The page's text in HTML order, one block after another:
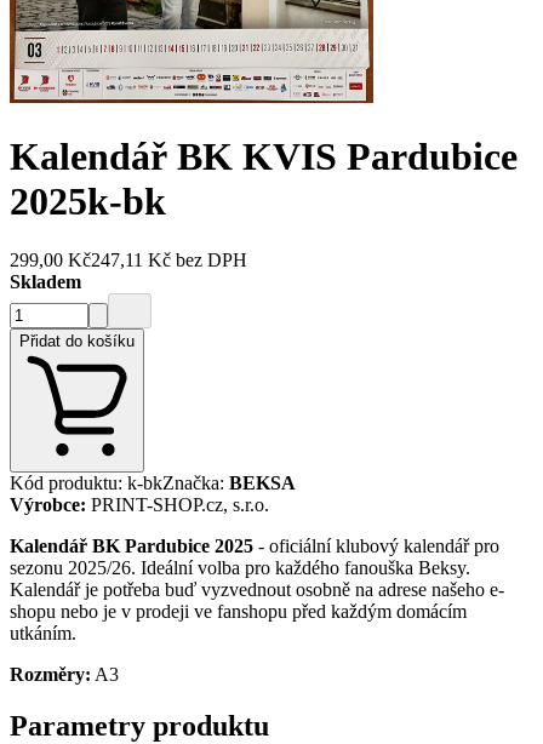
Kalendář BK KVIS Pardubice
2025k-bk
299,00 Kč247,11 Kč bez DPH
Skladem
Přidat do košíku
Kód produktu: k-bkZnačka: BEKSA
Výrobce: PRINT-SHOP.cz, s.r.o.
Kalendář BK Pardubice 2025 - oficiální klubový kalendář pro
sezonu 2025/26. Ideální volba pro každého fanouška Beksy.
Kalendář je potřeba buď vyzvednout osobně na adrese našeho e-
shopu nebo je v prodeji ve fanshopu před každým domácím
utkáním.
Rozměry: A3
Parametry produktu